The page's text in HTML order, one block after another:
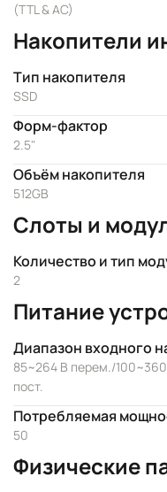
(TTL & AC)
Накопители
Тип накопителя
SSD
Форм-фактор
2.5"
Объём накопителя
512GB
Слоты и
Количество и тип
2
Питание
Диапазон входного
85~264 В перем./
пост.
Потребляемая
50
Физические